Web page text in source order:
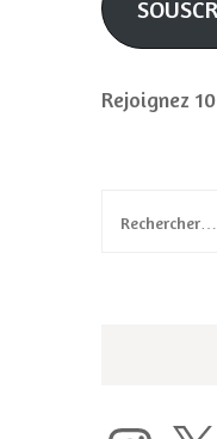
Rejoignez
Rechercher :
Instagram